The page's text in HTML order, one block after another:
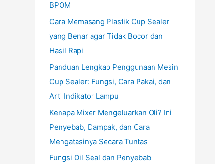
BPOM
Cara Memasang Plastik Cup Sealer
yang Benar agar Tidak Bocor dan
Hasil Rapi
Panduan Lengkap Penggunaan Mesin
Cup Sealer: Fungsi, Cara Pakai, dan
Arti Indikator Lampu
Kenapa Mixer Mengeluarkan Oli? Ini
Penyebab, Dampak, dan Cara
Mengatasinya Secara Tuntas
Fungsi Oil Seal dan Penyebab